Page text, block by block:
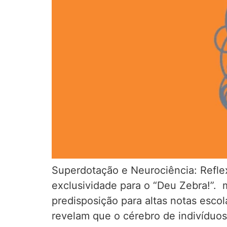
Superdotação e Neurociência:
exclusividade para o “Deu Zebra!”.
predisposição para altas notas
revelam que o cérebro de